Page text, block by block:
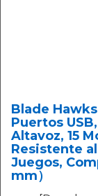
Blade
Puertos
Altavoz, 15
Resistente
Juegos,
mm）